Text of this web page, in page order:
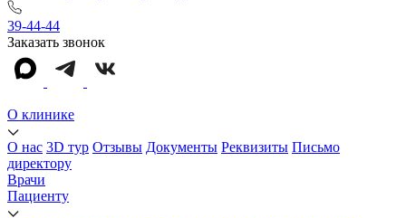
39-44-44
Заказать звонок
О клинике
О нас 3D тур Отзывы Документы Реквизиты Письмо
директору
Врачи
Пациенту